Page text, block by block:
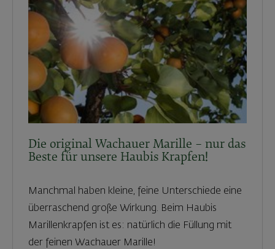
Die original Wachauer Marille – nur das
Beste für unsere Haubis Krapfen!
Manchmal haben kleine, feine Unterschiede eine
überraschend große Wirkung. Beim Haubis
Marillenkrapfen ist es: natürlich die Füllung mit
der feinen Wachauer Marille!